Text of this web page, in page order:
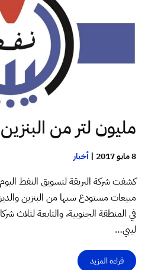
مليون لتر من
8 مايو 2017 | أخبار
مبيعات مستودع سبها من البنزين
في المنطقة الجنوبية، والتابعة لثلاث
ليبي…
قراءة المزيد